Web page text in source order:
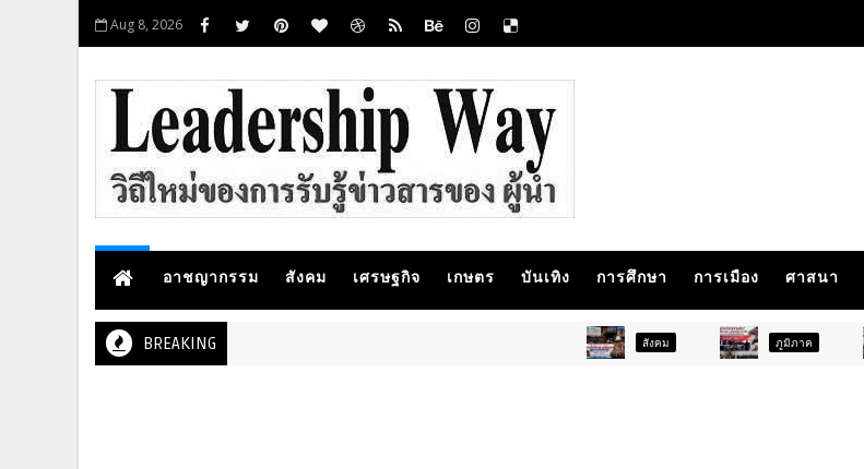
Aug 8, 2026
อาชญากรรม สังคม เศรษฐกิจ เกษตร บันเทิง การศึกษา การเมือง ศาสนา
BREAKING ภูมิภาค